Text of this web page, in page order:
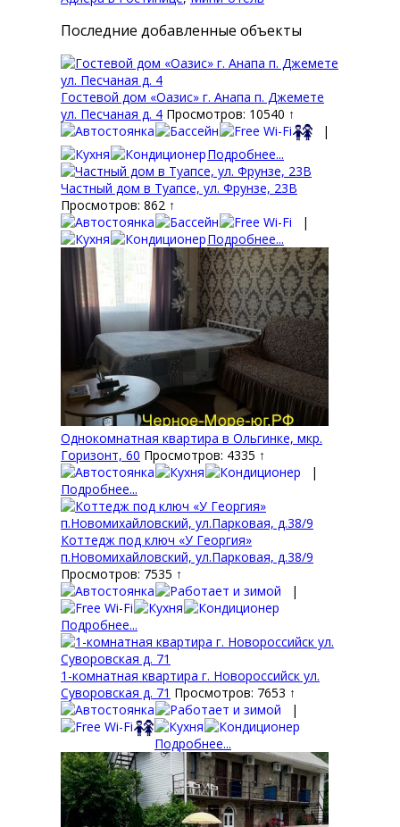
Последние добавленные объекты
Гостевой дом «Оазис» г. Анапа п. Джемете
ул. Песчаная д. 4 Просмотров: 10540 ↑
|
Подробнее...
Частный дом в Туапсе, ул. Фрунзе, 23В
Просмотров: 862 ↑
|
Подробнее...
Однокомнатная квартира в Ольгинке, мкр.
Горизонт, 60 Просмотров: 4335 ↑
|
Подробнее...
Коттедж под ключ «У Георгия»
п.Новомихайловский, ул.Парковая, д.38/9
Просмотров: 7535 ↑
|
Подробнее...
1-комнатная квартира г. Новороссийск ул.
Суворовская д. 71 Просмотров: 7653 ↑
|
Подробнее...